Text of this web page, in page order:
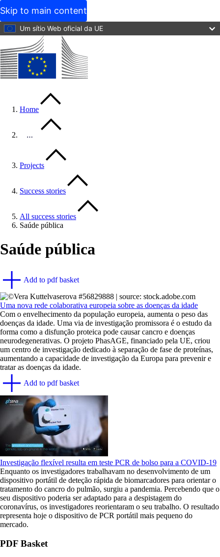
Skip to main content
Um sítio Web oficial da UE
Home
…
Projects
Success stories
All success stories
Saúde pública
Saúde pública
Add to pdf basket
Uma nova rede colaborativa europeia sobre as doenças da idade
Com o envelhecimento da população europeia, aumenta o peso das
doenças da idade. Uma via de investigação promissora é o estudo da
forma como a disfunção proteica pode causar cancro e doenças
neurodegenerativas. O projeto PhasAGE, financiado pela UE, criou
um centro de investigação dedicado à separação de fase de proteínas,
aumentando a capacidade de investigação da Europa para prevenir e
tratar as doenças da idade.
Add to pdf basket
Investigação flexível resulta em teste PCR de bolso para a COVID-19
Enquanto os investigadores trabalhavam no desenvolvimento de um
dispositivo portátil de deteção rápida de biomarcadores para orientar o
tratamento do cancro do pulmão, surgiu a pandemia. Percebendo que o
seu dispositivo poderia ser adaptado para a despistagem do
coronavírus, os investigadores reorientaram o seu trabalho. O resultado
representa hoje o dispositivo de PCR portátil mais pequeno do
mercado.
PDF Basket